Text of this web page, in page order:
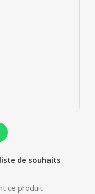
de souhaits
ce produit